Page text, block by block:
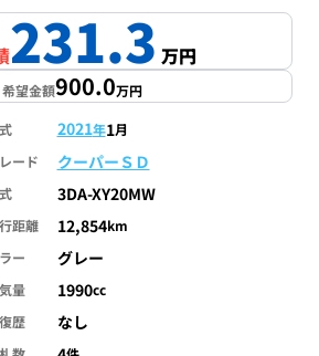
231.3万円
希望金額900.0万円
2021年1月
ード
クーパーＳＤ
3DA-XY20MW
距離 12,854km
ー
グレー
量 1990cc
歴
なし